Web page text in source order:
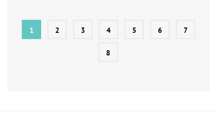
1 2 3 4 5 6 7
8